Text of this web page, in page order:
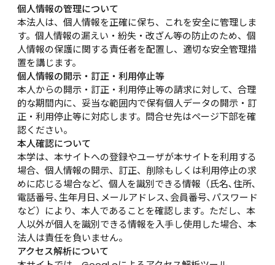
個人情報の管理について
本法人は、個人情報を正確に保ち、これを安全に管理しま
す。個人情報の漏えい・紛失・改ざん等の防止のため、個
人情報の保護に関する責任者を配置し、適切な安全管理措
置を講じます。
個人情報の開示・訂正・利用停止等
本人からの開示・訂正・利用停止等の請求に対して、合理
的な期間内に、妥当な範囲内で保有個人データの開示・訂
正・利用停止等に対応します。問合せ先はページ下部を確
認ください。
本人確認について
本学は、本サイトへの登録やユーザが本サイトを利用する
場合、個人情報の開示、訂正、削除もしくは利用停止の求
めに応じる場合など、個人を識別できる情報（氏名､住所､
電話番号､生年月日､メールアドレス､会員番号､パスワード
など）により、本人であることを確認します。ただし、本
人以外が個人を識別できる情報を入手し使用した場合、本
法人は責任を負いません。
アクセス解析について